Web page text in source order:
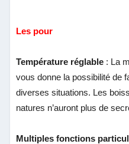
Les pour
Température réglable : La
vous donne la possibilité de
diverses situations. Les
natures n’auront plus de
Multiples fonctions